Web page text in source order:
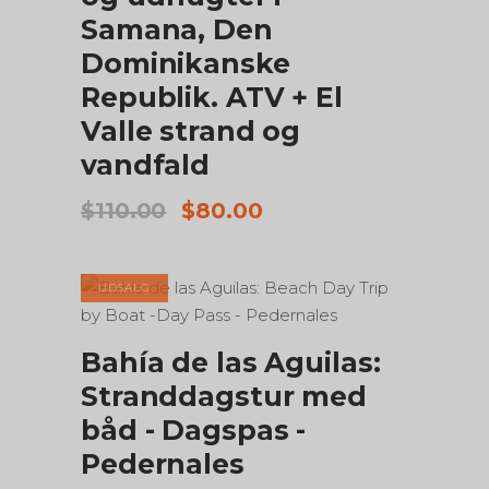
Samana, Den
Dominikanske
Republik. ATV + El
Valle strand og
vandfald
$110.00
Den
$110.00.
$80.00Den
$80.00.
UDSALG
TILFØJ TIL KURV
Bahía de las Aguilas:
Stranddagstur med
båd - Dagspas -
Pedernales